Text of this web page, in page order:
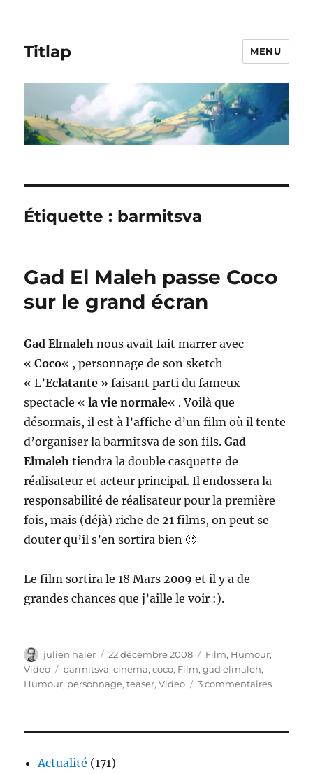
Titlap MENU
Étiquette : barmitsva
Gad El Maleh passe Coco
sur le grand écran
Gad Elmaleh nous avait fait marrer avec
«Coco« , personnage de son sketch
« L’Eclatante » faisant parti du fameux
spectacle «la vie normale« . Voilà que
désormais, il est à l’affiche d’un film où il tente
d’organiser la barmitsva de son fils.Gad
Elmalehtiendra la double casquette de
réalisateur et acteur principal. Il endossera la
responsabilité de réalisateur pour la première
fois, mais (déjà) riche de 21 films, on peut se
douter qu’il s’en sortira bien 🙂
Le film sortira le 18 Mars 2009 et il y a de
grandes chances que j’aille le voir :).
Auteur
julien haler
Publié
le
22 décembre 2008 Catégories
Film, Humour,
Video
Étiquettes
barmitsva,cinema,coco, Film,gad elmaleh,
Humour, personnage,teaser,Video 3 commentairessur
Actualité (171)